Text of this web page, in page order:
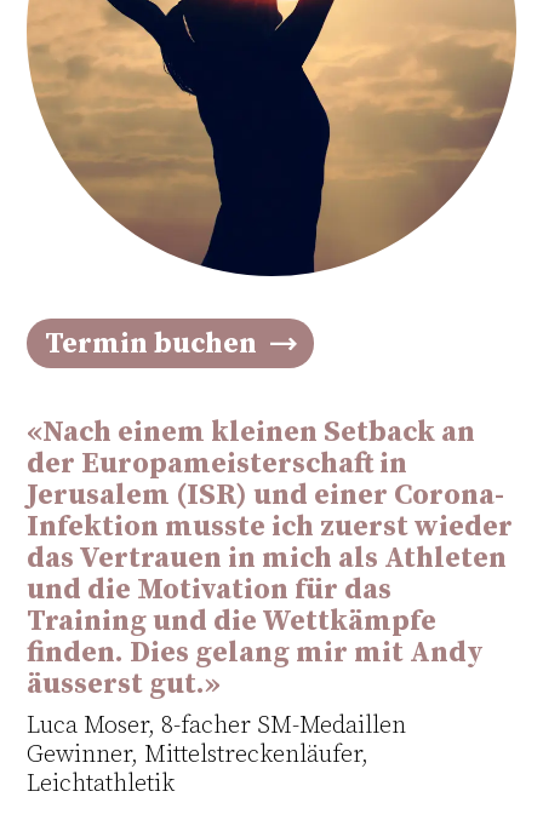
Termin buchen
«Nach einem kleinen Setback an
der Europameisterschaft in
Jerusalem (ISR) und einer Corona-
Infektion musste ich zuerst wieder
das Vertrauen in mich als Athleten
und die Motivation für das
Training und die Wettkämpfe
finden. Dies gelang mir mit Andy
äusserst gut.»
Luca Moser, 8-facher SM-Medaillen
Gewinner, Mittelstreckenläufer,
Leichtathletik